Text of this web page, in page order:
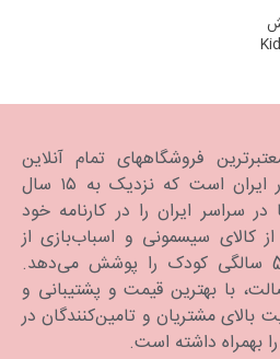
فروشگاههای تمام آنلاین
سیسمونی و اسباب‌بازی در ایران است که نزدیک به ۱۵ سال
سراسر ایران را در کارنامه خود
کالای سیسمونی و اسباب‌بازی از
دوره بارداری تا بالاتر از 5 سالگی کودک را پوشش می‌دهد.
با بهترین قیمت و پشتیبانی و
مشتریان و تامین‌کنندگان در
بهمراه داشته است.